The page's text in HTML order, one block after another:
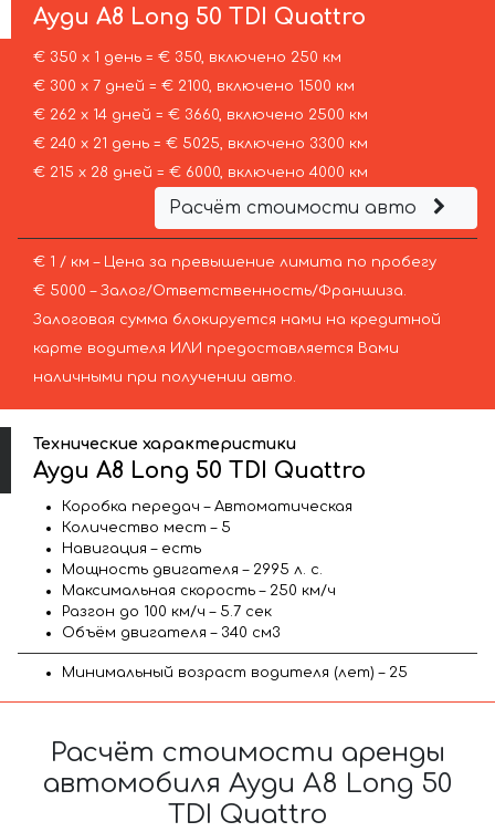
Ауди A8 Long 50 TDI Quattro
€ 350 х 1 день = € 350, включено 250 км
€ 300 х 7 дней = € 2100, включено 1500 км
€ 262 х 14 дней = € 3660, включено 2500 км
€ 240 х 21 день = € 5025, включено 3300 км
€ 215 х 28 дней = € 6000, включено 4000 км
Расчёт стоимости авто
€ 1 / км – Цена за превышение лимита по пробегу
€ 5000 – Залог/Ответственность/Франшиза.
Залоговая сумма блокируется нами на кредитной
карте водителя ИЛИ предоставляется Вами
наличными при получении авто.
Технические характеристики
Ауди A8 Long 50 TDI Quattro
Коробка передач – Автоматическая
Количество мест – 5
Навигация – есть
Мощность двигателя – 2995 л. с.
Максимальная скорость – 250 км/ч
Разгон до 100 км/ч – 5.7 сек
Объём двигателя – 340 см3
Минимальный возраст водителя (лет) – 25
Расчёт стоимости аренды
автомобиля Ауди A8 Long 50
TDI Quattro